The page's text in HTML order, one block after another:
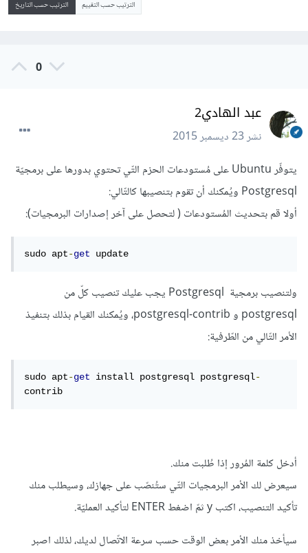
الترتيب حسب التقييم الترتيب حسب التاريخ
0
عبد الهادي2
نشر23 ديسمبر 2015
يتوفّر Ubuntu على مُستودعات الحزم التّي تحتوي بدورها على برمجيّة
Postgresql ويُمكنك أن تقوم بتنصيبها كالتّالي:
أولا قم بتحديث المُستودعات ( لتحصل على آخر إصدارات البرمجيات):
sudo apt-get update
ولتنصيب برمجية Postgresql يجب عليك تنصيب كلّ من
postgresql و postgresql-contrib، ويُمكنك القيام بذلك بتنفيذ
الأمر التّالي من الطّرفية:
sudo apt-get install postgresql postgresql-
contrib
أدخل كلمة المُرور إذا طُلبت منك.
سيعرض لك الأمر البرمجيات التّي ستُنصّب على جهازك، وسيطلب منك
تأكيد التنصيب، اكتب y ثمّ اضغط ENTER لتأكيد العمليّة.
سيأخذ منك الأمر بعض الوقت حسب سرعة الاتّصال لديك، لذلك اصبر